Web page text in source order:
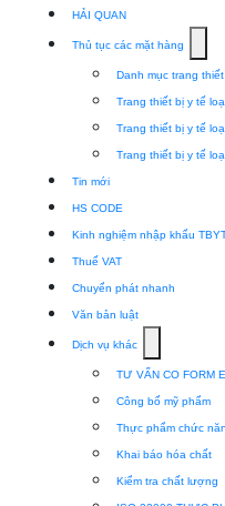
HẢI QUAN
Thủ tục các mặt hàng
for
tục
Danh mục trang
Trang thiết bị y tế
Trang thiết bị y tế
Trang thiết bị y tế
Tin mới
HS CODE
Kinh nghiệm nhập khẩu
Thuế VAT
Chuyển phát nhanh
Văn bản luật
Dịch vụ khác
submenu
for
Dịch
vụ
khác
TƯ VẤN CO FORM
Công bố mỹ phẩm
Thực phẩm chức
Khai báo hóa chất
Kiểm tra chất lượng